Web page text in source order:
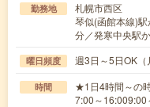
勤務地
札幌市西区
琴似(函館本線)
分／発寒中央駅
曜日頻度 週3日～5日OK
時間
★1日4時間～の
7:00～